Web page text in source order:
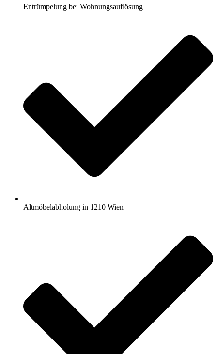
Entrümpelung bei Wohnungsauflösung
Altmöbelabholung in 1210 Wien